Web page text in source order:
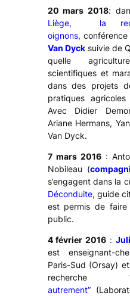
20 mars 2018:
Liège,
la
oignons,
Van Dyck suivie de
quelle
scientifiques et
dans des projets
pratiques
Avec Didier
Ariane Hermans,
Van Dyck.
7 mars 2016:
Nobileau (
s’engagent dans la
Déconduite, guide
est permis de faire
public.
4 février 2016 :
est enseignant-
Paris-Sud (Orsay)
recherche
autrement”